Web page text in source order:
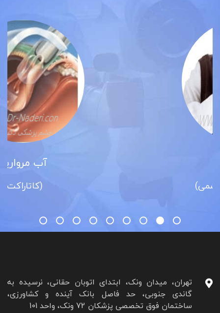
تهران، میدان ونک، ابتدای اتوبان حقانی، نرسیده به
گاندی جنوبی، حد فاصل بانک آینده و کشاورزی،
ساختمان فوق تخصصی پزشکان 72 ونک، واحد 101